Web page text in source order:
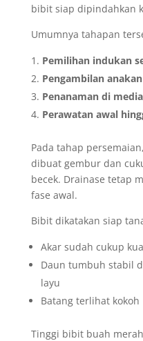
bibit siap dipindahkan
Umumnya tahapan
Pemilihan indukan
Pengambilan
Penanaman di
Perawatan awal
Pada tahap
dibuat gembur dan
becek. Drainase tetap
fase awal.
Bibit dikatakan siap
Akar sudah cukup
Daun tumbuh stabil
layu
Batang terlihat kokoh
Tinggi bibit buah